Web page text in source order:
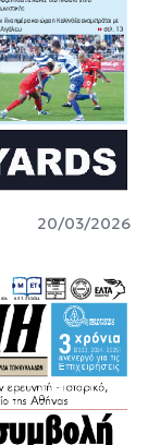
20/03/2026